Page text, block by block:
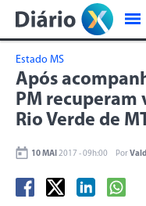
Estado MS
Após
PM recuperam
Rio Verde de
10 MAI 2017 - 09h:00 Por